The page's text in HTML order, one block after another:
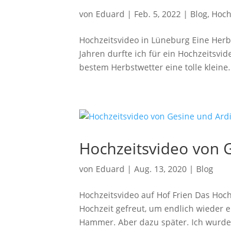
von Eduard | Feb. 5, 2022 | Blog,
Hochzeitsvideo in Lüneburg Eine
Jahren durfte ich für ein
bestem Herbstwetter eine tolle
Hochzeitsvideo von
von Eduard |Aug. 13, 2020 | Blog
Hochzeitsvideo auf Hof Frien Das
Hochzeit gefreut, um endlich wieder
Hammer. Aber dazu später. Ich